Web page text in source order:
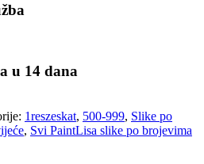
u 14 dana
1reszeskat, 500-999, Slike po
, Svi PaintLisa slike po brojevima